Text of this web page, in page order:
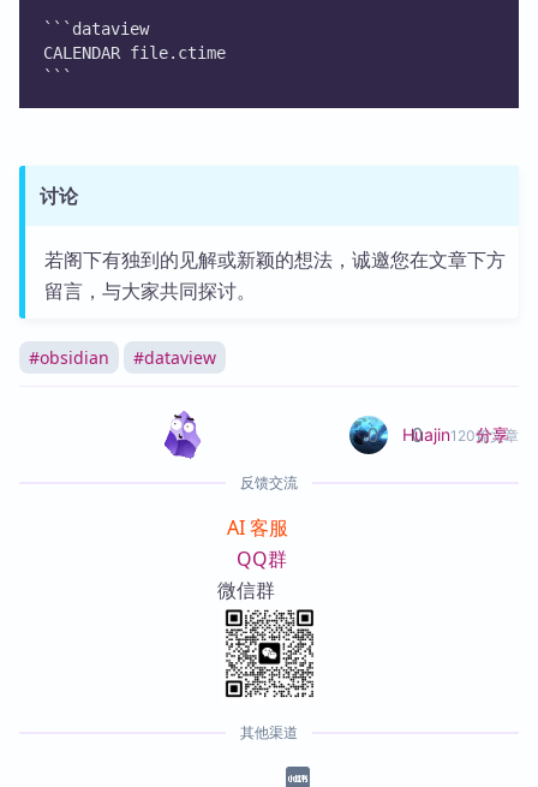
```dataview
CALENDAR file.ctime
```
讨论
若阁下有独到的见解或新颖的想法，诚邀您在文章下方
留言，与大家共同探讨。
#obsidian #dataview
Huajin120篇文章
0 0 分享
反馈交流
AI 客服
QQ群
微信群
其他渠道